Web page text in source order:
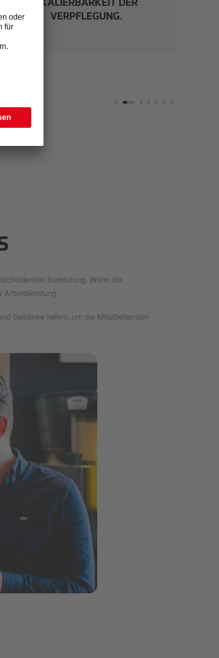
SKALIERBARKEIT DER
VERPFLEGUNG.
Bedeutung. Wenn die
Arbeitsleistung.
Getränke liefern, um die Mitarbeitenden